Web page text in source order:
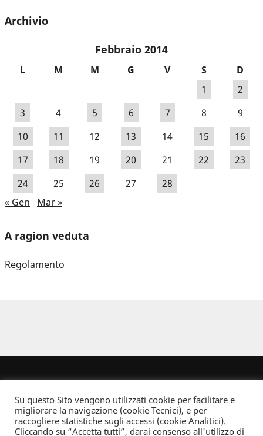
Archivio
Febbraio 2014
L M M G V S
D
1
2
3
4 5 6 7 8
9
10
11 12 13 14 15
16
17
18 19 20 21 22
23
24
25 26 27
28
« Gen
Mar »
A ragion veduta
Regolamento
Su questo Sito vengono utilizzati cookie per facilitare e
migliorare la navigazione (cookie Tecnici), e per
raccogliere statistiche sugli accessi (cookie Analitici).
Cliccando su “Accetta tutti”, darai consenso all'utilizzo di